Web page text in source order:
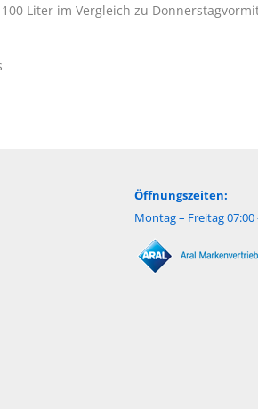
Liter im Vergleich zu
Öffnungszeiten:
Montag – Freitag 07:00